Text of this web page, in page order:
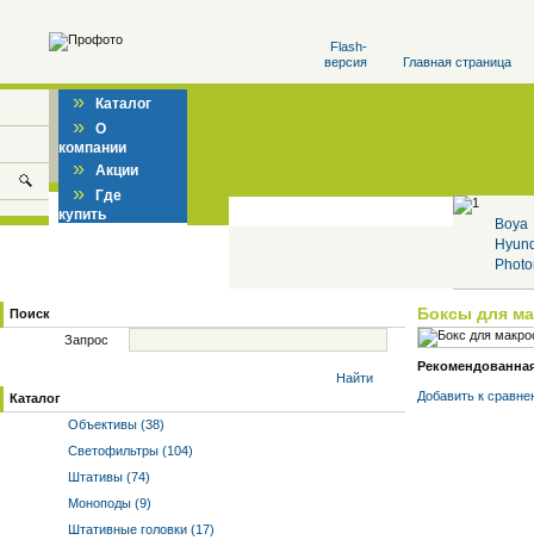
Flash-
версия
Главная страница
» Каталог
» О
компании
» Акции
» Где
купить
Boya
Поиск
Запрос
Найти
Каталог
Объективы (38)
Светофильтры (104)
Штативы (74)
Моноподы (9)
Штативные головки (17)
Боксы для
Добавить к